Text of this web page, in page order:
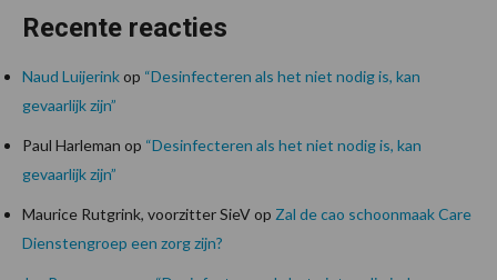
Recente reacties
Naud Luijerinkop “Desinfecteren als het niet nodig is, kan
gevaarlijk zijn”
Paul Harleman op “Desinfecteren als het niet nodig is, kan
gevaarlijk zijn”
Maurice Rutgrink, voorzitter SieVop Zal de cao schoonmaak Care
Dienstengroep een zorg zijn?